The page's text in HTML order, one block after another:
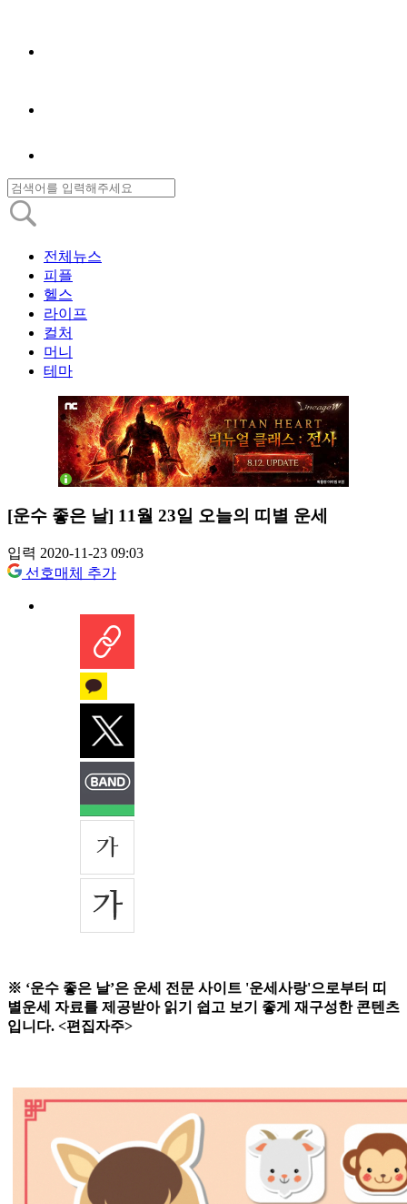
전체뉴스
피플
헬스
라이프
컬처
머니
테마
[운수 좋은 날] 11월 23일 오늘의 띠별 운세
입력 2020-11-23 09:03
선호매체 추가
※ ‘운수 좋은 날’은 운세 전문 사이트 '운세사랑'으로부터 띠
별운세 자료를 제공받아 읽기 쉽고 보기 좋게 재구성한 콘텐츠
입니다. <편집자주>